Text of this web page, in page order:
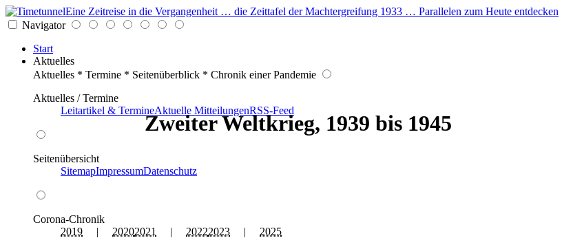
Eine Zeitreise in die Vergangenheit … die Zeittafel der Machtergreifung 1933 … Parallelen zum Heute entdecken
Navigator
Start
Aktuelles
Aktuelles * Termine * Seitenüberblick * Chronik einer Pandemie
Aktuelles / Termine
Leitartikel & TermineAktuelle MitteilungenRSS-Feed
Seitenübersicht
SitemapImpressumDatenschutz
Corona-Chronik
2019 | 20202021 | 20222023 | 2025
Zweiter Weltkrieg, 1939 bis 1945